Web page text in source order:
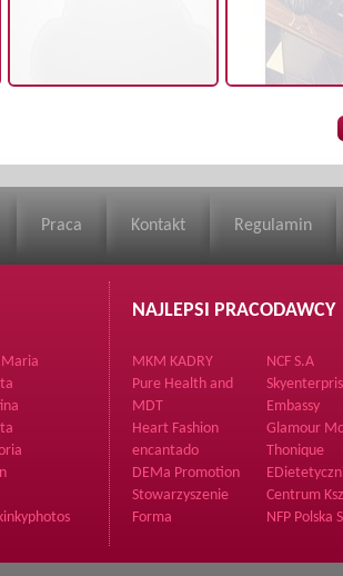
Praca Kontakt Regulamin
NAJLEPSI PRACODAWCY
MKM KADRY NCF S.A
Pure Health and
Fitness
MDT
Embassy
Heart Fashion Glamour
encantado
Thonique
DEMa Promotion
Polska Sp. z o.o. Sp.
Komandytowa
o.o.
Stowarzyszenie
Rozwijamy Talenty
Centrum
Językowego
Forma NFP Polska